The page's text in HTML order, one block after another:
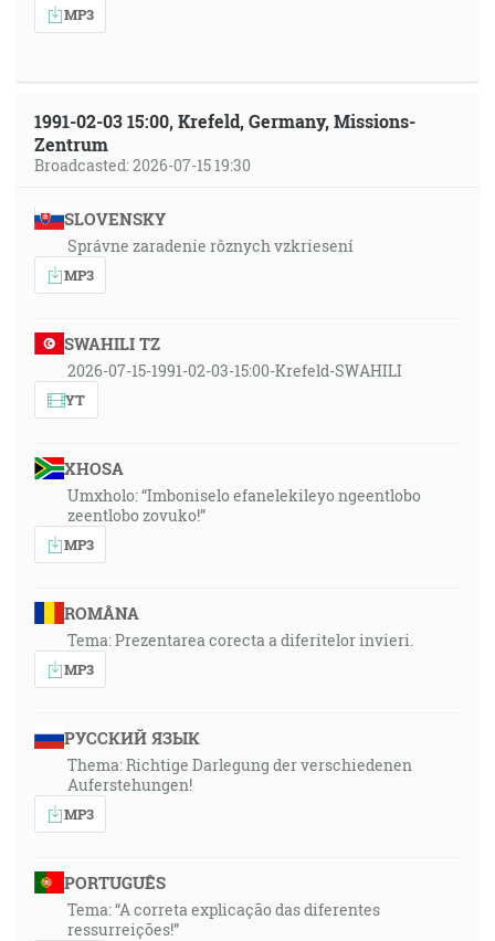
MP3
1991-02-03 15:00, Krefeld, Germany, Missions-
Zentrum
Broadcasted: 2026-07-15 19:30
SLOVENSKY
Správne zaradenie rôznych vzkriesení
MP3
SWAHILI TZ
2026-07-15-1991-02-03-15:00-Krefeld-SWAHILI
YT
XHOSA
Umxholo: “Imboniselo efanelekileyo ngeentlobo
zeentlobo zovuko!”
MP3
ROMÂNA
Tema: Prezentarea corecta a diferitelor invieri.
MP3
РУССКИЙ ЯЗЫК
Thema: Richtige Darlegung der verschiedenen
Auferstehungen!
MP3
PORTUGUÊS
Tema: “A correta explicação das diferentes
ressurreições!”